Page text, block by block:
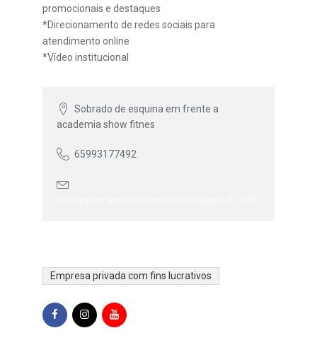
promocionais e destaques
*Direcionamento de redes sociais para
atendimento online
*Vídeo institucional
Sobrado de esquina em frente a
academia show fitnes
65993177492
Empresa privada com fins lucrativos